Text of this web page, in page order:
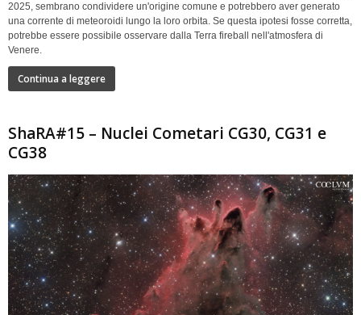
2025, sembrano condividere un'origine comune e potrebbero aver generato
una corrente di meteoroidi lungo la loro orbita. Se questa ipotesi fosse corretta,
potrebbe essere possibile osservare dalla Terra fireball nell'atmosfera di
Venere.
Continua a leggere
ShaRA#15 – Nuclei Cometari CG30, CG31 e
CG38